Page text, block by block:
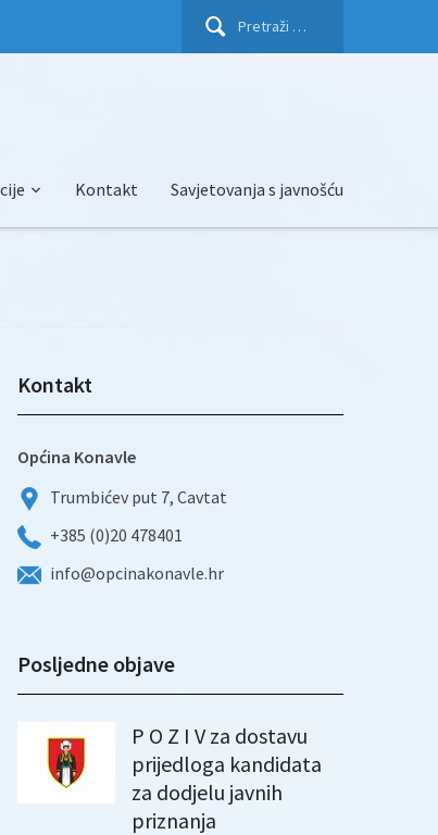
Pretraži:
Kontakt Savjetovanja s javnošću
Kontakt
Općina Konavle
Trumbićev put 7, Cavtat
+385 (0)20 478401
info@opcinakonavle.hr
Posljedne objave
P O Z I V za dostavu
prijedloga kandidata
za dodjelu javnih
priznanja